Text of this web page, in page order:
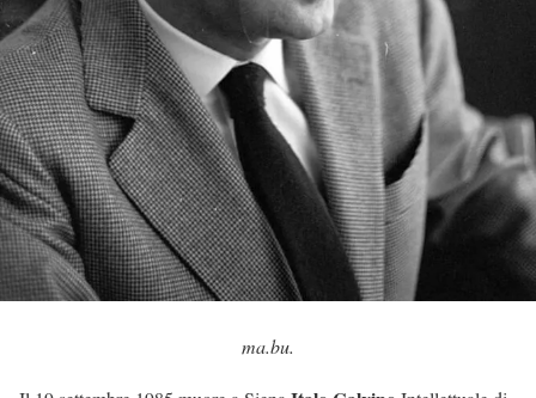
ma.bu.